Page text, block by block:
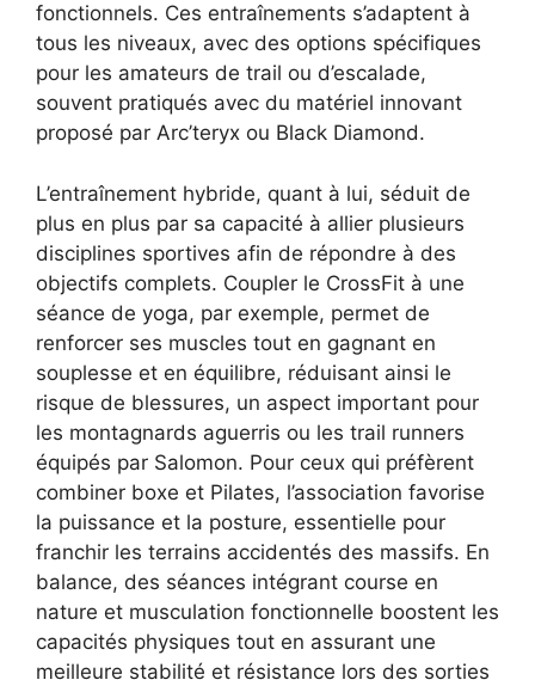
fonctionnels. Ces entraînements s’adaptent à
tous les niveaux, avec des options spécifiques
pour les amateurs de trail ou d’escalade,
souvent pratiqués avec du matériel innovant
proposé par Arc’teryx ou Black Diamond.
L’entraînement hybride, quant à lui, séduit de
plus en plus par sa capacité à allier plusieurs
disciplines sportives afin de répondre à des
objectifs complets. Coupler le CrossFit à une
séance de yoga, par exemple, permet de
renforcer ses muscles tout en gagnant en
souplesse et en équilibre, réduisant ainsi le
risque de blessures, un aspect important pour
les montagnards aguerris ou les trail runners
équipés par Salomon. Pour ceux qui préfèrent
combiner boxe et Pilates, l’association favorise
la puissance et la posture, essentielle pour
franchir les terrains accidentés des massifs. En
balance, des séances intégrant course en
nature et musculation fonctionnelle boostent les
capacités physiques tout en assurant une
meilleure stabilité et résistance lors des sorties